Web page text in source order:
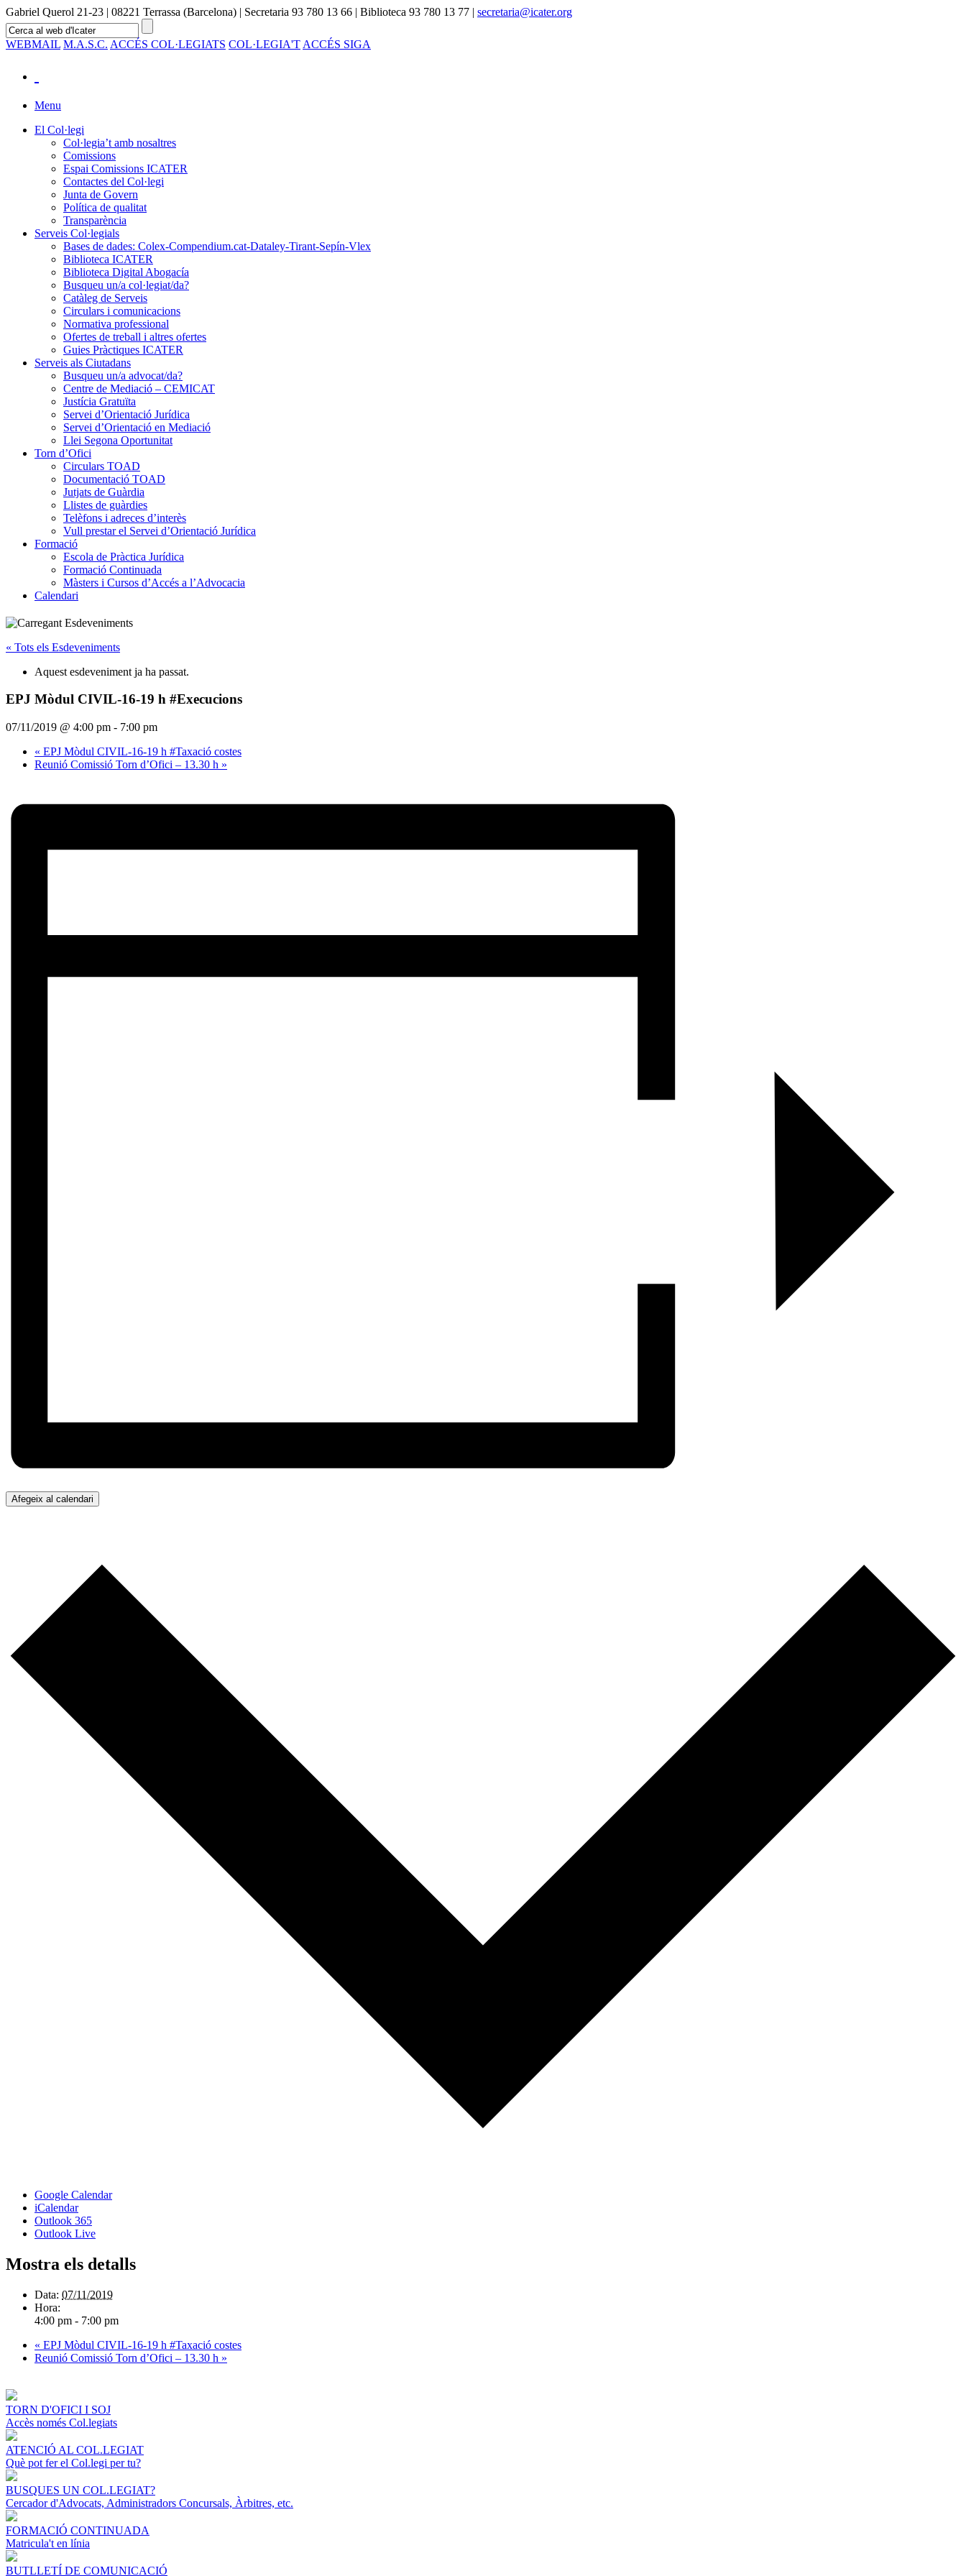
Gabriel Querol 21-23 | 08221 Terrassa (Barcelona) | Secretaria 93 780 13 66 | Biblioteca 93 780 13 77 | secretaria@icater.org
WEBMAIL M.A.S.C. ACCÉS COL·LEGIATS COL·LEGIA'T ACCÉS SIGA
Menu
El Col·legi
Col·legia’t amb nosaltres
Comissions
Espai Comissions ICATER
Contactes del Col·legi
Junta de Govern
Política de qualitat
Transparència
Serveis Col·legials
Bases de dades: Colex-Compendium.cat-Dataley-Tirant-Sepín-Vlex
Biblioteca ICATER
Biblioteca Digital Abogacía
Busqueu un/a col·legiat/da?
Catàleg de Serveis
Circulars i comunicacions
Normativa professional
Ofertes de treball i altres ofertes
Guies Pràctiques ICATER
Serveis als Ciutadans
Busqueu un/a advocat/da?
Centre de Mediació – CEMICAT
Justícia Gratuïta
Servei d’Orientació Jurídica
Servei d’Orientació en Mediació
Llei Segona Oportunitat
Torn d’Ofici
Circulars TOAD
Documentació TOAD
Jutjats de Guàrdia
Llistes de guàrdies
Telèfons i adreces d’interès
Vull prestar el Servei d’Orientació Jurídica
Formació
Escola de Pràctica Jurídica
Formació Continuada
Màsters i Cursos d’Accés a l’Advocacia
Calendari
« Tots els Esdeveniments
Aquest esdeveniment ja ha passat.
EPJ Mòdul CIVIL-16-19 h #Execucions
07/11/2019 @ 4:00 pm - 7:00 pm
« EPJ Mòdul CIVIL-16-19 h #Taxació costes
Reunió Comissió Torn d’Ofici – 13.30 h »
Afegeix al calendari
Google Calendar
iCalendar
Outlook 365
Outlook Live
Mostra els detalls
Data: 07/11/2019
Hora:
4:00 pm - 7:00 pm
« EPJ Mòdul CIVIL-16-19 h #Taxació costes
Reunió Comissió Torn d’Ofici – 13.30 h »
TORN D'OFICI I SOJ
Accès només Col.legiats
ATENCIÓ AL COL.LEGIAT
Què pot fer el Col.legi per tu?
BUSQUES UN COL.LEGIAT?
Cercador d'Advocats, Administradors Concursals, Àrbitres, etc.
FORMACIÓ CONTINUADA
Matricula't en línia
BUTLLETÍ DE COMUNICACIÓ